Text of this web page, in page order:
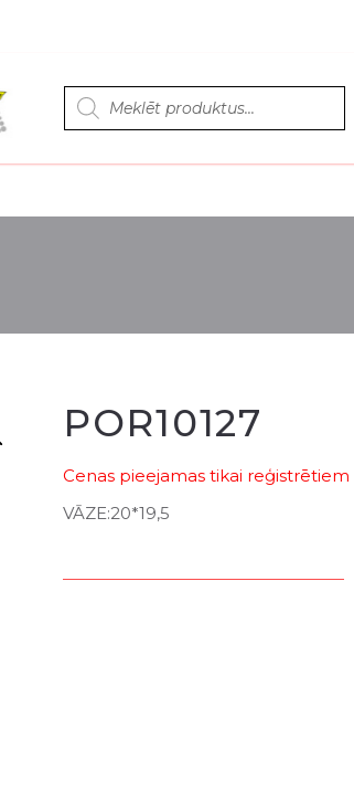
Products
search
POR10127
Cenas pieejamas tikai
VĀZE:20*19,5